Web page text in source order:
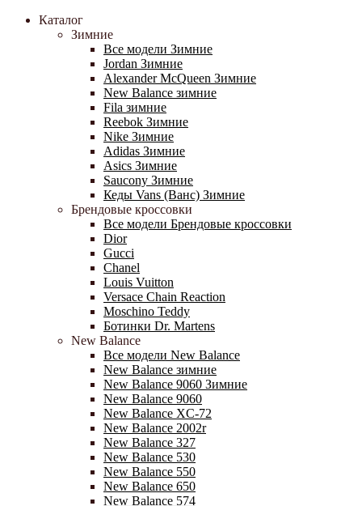
Каталог
Зимние
Все модели Зимние
Jordan Зимние
Alexander McQueen Зимние
New Balance зимние
Fila зимние
Reebok Зимние
Nike Зимние
Adidas Зимние
Asics Зимние
Saucony Зимние
Кеды Vans (Ванс) Зимние
Брендовые кроссовки
Все модели Брендовые кроссовки
Dior
Gucci
Chanel
Louis Vuitton
Versace Chain Reaction
Moschino Teddy
Ботинки Dr. Martens
New Balance
Все модели New Balance
New Balance зимние
New Balance 9060 Зимние
New Balance 9060
New Balance XC-72
New Balance 2002r
New Balance 327
New Balance 530
New Balance 550
New Balance 650
New Balance 574